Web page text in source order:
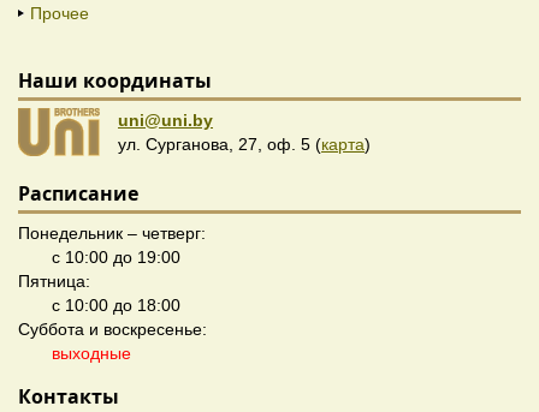
Прочее
Наши координаты
uni@uni.by
ул. Сурганова, 27, оф. 5 (карта)
Расписание
Понедельник – четверг:
с 10:00 до 19:00
Пятница:
с 10:00 до 18:00
Суббота и воскресенье:
выходные
Контакты